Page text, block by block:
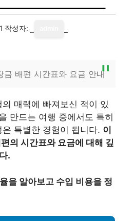
작성자:
금 배편 시간표와 요금 안내
매력에 빠져보신 적이 있
만드는 여행 중에서도 특히
특별한 경험이 됩니다. 이
의 시간표와 요금에 대해 깊
.
을 알아보고 수입 비용을 정